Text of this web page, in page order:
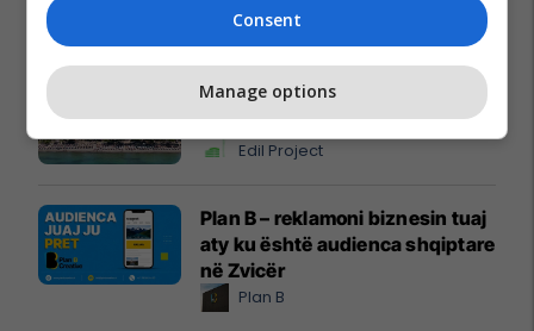
Reklamo këtu
Holiday In 2 – banesa juaj për
pushime pranë detit
Edil Project
Plan B – reklamoni biznesin tuaj
aty ku është audienca shqiptare
në Zvicër
Plan B
Consent
Manage options